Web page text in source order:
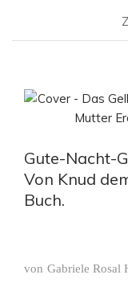
Gute-Nacht-
Von Knud
Buch.
von Gabriele Rosal